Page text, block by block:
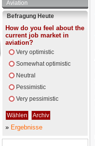
Aviation
Befragung Heute
How do you feel about the
current job market in
aviation?
Very optimistic
Somewhat optimistic
Neutral
Pessimistic
Very pessimistic
» Ergebnisse